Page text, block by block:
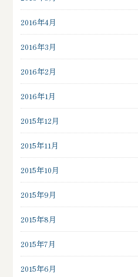
2016年4月
2016年3月
2016年2月
2016年1月
2015年12月
2015年11月
2015年10月
2015年9月
2015年8月
2015年7月
2015年6月